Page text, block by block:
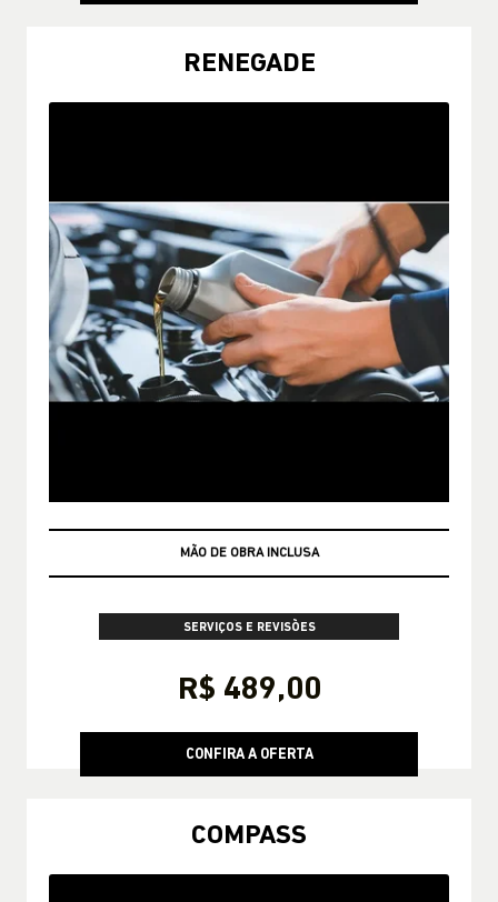
RENEGADE
3X R$163,00 SEM JUROS
SERVIÇOS E REVISÕES
R$ 489,00
CONFIRA A OFERTA
COMPASS